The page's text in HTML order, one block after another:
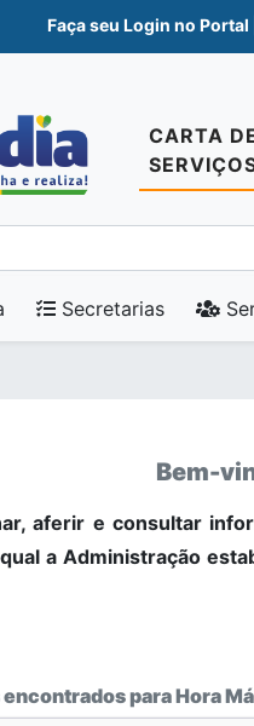
Faça seu Login no Portal |
CARTA
Secretarias
Bem-
aferir e consultar
a Administração
para Hora